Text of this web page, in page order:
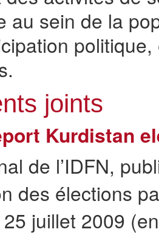
au sein de la
joints
Kurdistan
de l’IDFN,
des élections
juillet 2009